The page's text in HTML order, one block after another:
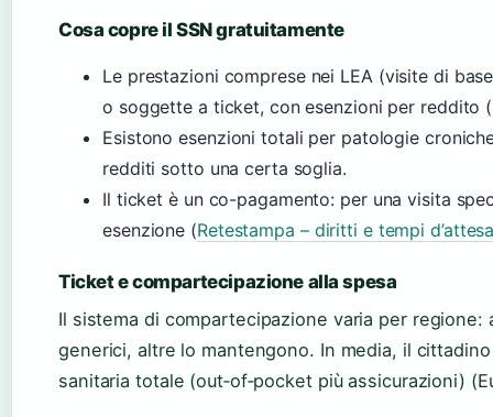
Cosa copre il SSN gratuitamente
Le prestazioni comprese nei LEA (visite di
o soggette a ticket, con esenzioni per reddito
Esistono esenzioni totali per patologie
redditi sotto una certa soglia.
Il ticket è un co-pagamento: per una visita
esenzione (Retestampa – diritti e tempi
Ticket e compartecipazione alla spesa
Il sistema di compartecipazione varia per
generici, altre lo mantengono. In media, il
sanitaria totale (out‑of‑pocket più assicurazioni)